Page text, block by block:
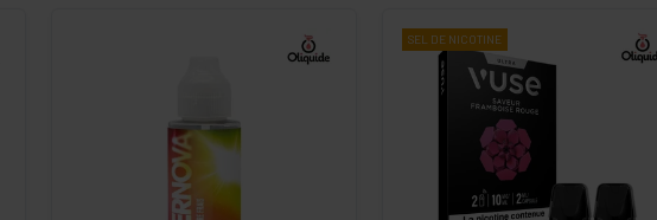
SEL DE NICOTINE